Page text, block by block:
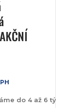
do 4 až 6 týdnů